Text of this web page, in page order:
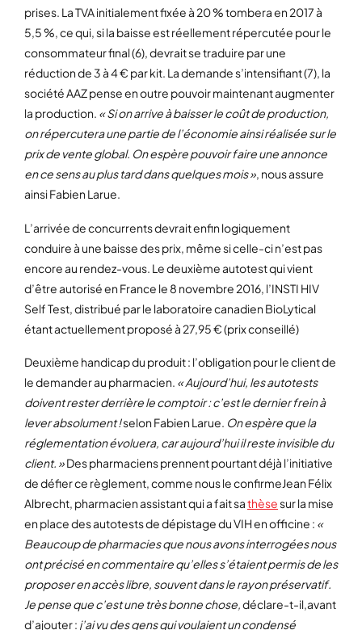
prises. La TVA initialement fixée à 20 % tombera en 2017 à
5,5 %, ce qui, si la baisse est réellement répercutée pour le
consommateur final (6), devrait se traduire par une
réduction de 3 à 4 € par kit. La demande s’intensifiant (7), la
société AAZ pense en outre pouvoir maintenant augmenter
la production. « Si on arrive à baisser le coût de production,
on répercutera une partie de l’économie ainsi réalisée sur le
prix de vente global. On espère pouvoir faire une annonce
en ce sens au plus tard dans quelques mois », nous assure
ainsi Fabien Larue.
L’arrivée de concurrents devrait enfin logiquement
conduire à une baisse des prix, même si celle-ci n’est pas
encore au rendez-vous. Le deuxième autotest qui vient
d’être autorisé en France le 8 novembre 2016, l’INSTI HIV
Self Test, distribué par le laboratoire canadien BioLytical
étant actuellement proposé à 27,95 € (prix conseillé)
Deuxième handicap du produit : l’obligation pour le client de
le demander au pharmacien. « Aujourd’hui, les autotests
doivent rester derrière le comptoir : c’est le dernier frein à
lever absolument !selon Fabien Larue. On espère que la
réglementation évoluera, car aujourd’hui il reste invisible du
client. »Des pharmaciens prennent pourtant déjà l’initiative
de défier ce règlement, comme nous le confirmeJean Félix
Albrecht, pharmacien assistant qui a fait sathèsesur la mise
en place des autotests de dépistage du VIH en officine : «
Beaucoup de pharmacies que nous avons interrogées nous
ont précisé en commentaire qu’elles s’étaient permis de les
proposer en accès libre, souvent dans le rayon préservatif.
Je pense que c’est une très bonne chose,déclare-t-il,avant
d’ajouter : j’ai vu des gens qui voulaient un condensé